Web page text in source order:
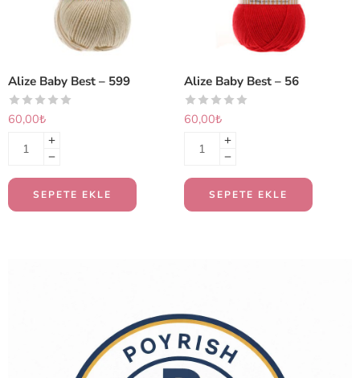
Alize Baby Best – 599
60,00₺
SEPETE EKLE
Alize Baby Best – 56
60,00₺
SEPETE EKLE